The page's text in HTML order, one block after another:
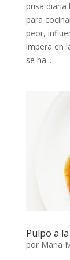
prisa
para
peor,
impera en
se ha...
Pulpo a
por Maria